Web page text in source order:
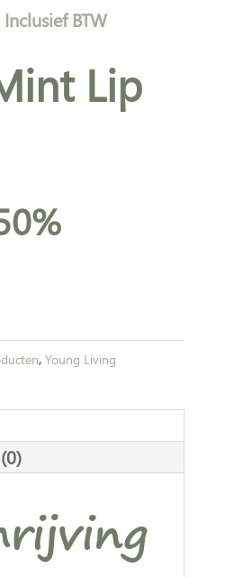
4,00.
Inclusief BTW
Lip
, Young Living